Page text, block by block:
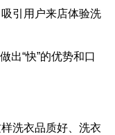
引用户来店体验洗
出“快”的优势和口
洗衣品质好、洗衣